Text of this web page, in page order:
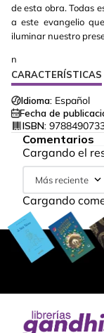
de esta obra. Todas
a este evangelio
iluminar nuestro
n
CARACTERÍSTICAS
Idioma: Español
Fecha de
ISBN:
Comentarios
Cargando el
Más reciente
Cargando